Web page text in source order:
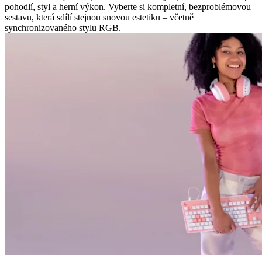
pohodlí, styl a herní výkon. Vyberte si kompletní, bezproblémovou
sestavu, která sdílí stejnou snovou estetiku – včetně
synchronizovaného stylu RGB.